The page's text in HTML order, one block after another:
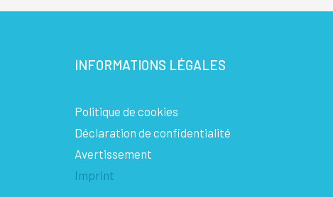
INFORMATIONS LÉGALES
Politique de cookies
Déclaration de confidentialité
Avertissement
Imprint